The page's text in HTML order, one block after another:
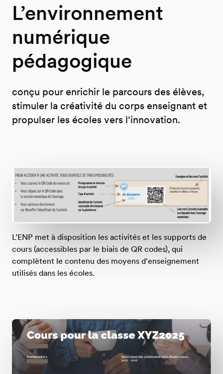
L’environnement
numérique
pédagogique
conçu pour enrichir le parcours des élèves,
stimuler la créativité du corps enseignant et
propulser les écoles vers l'innovation.
L’ENP met à disposition les activités et les supports de
cours (accessibles par le biais de QR codes), qui
complètent le contenu des moyens d'enseignement
utilisés dans les écoles.